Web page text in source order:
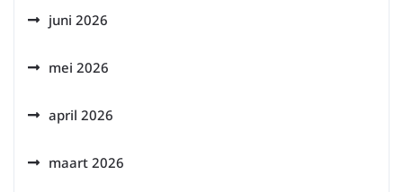
juni 2026
mei 2026
april 2026
maart 2026